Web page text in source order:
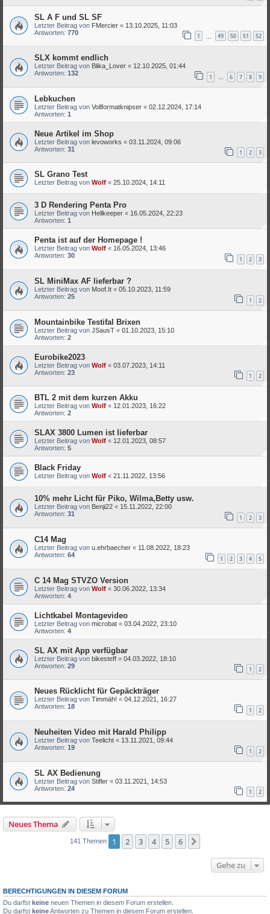
SL A F und SL SF
Letzter Beitrag von FMercier « 13.10.2025, 11:03
Antworten: 770 1 49 50 51 52
SLX kommt endlich
Letzter Beitrag von Blika_Lover « 12.10.2025, 01:44
Antworten: 132 1 … 6 7 8 9
Lebkuchen
Letzter Beitrag von Vollformatknipser « 02.12.2024, 17:14
Antworten: 1
Neue Artikel im Shop
Letzter Beitrag von levoworks « 03.11.2024, 09:06
Antworten: 31 1 2 3
SL Grano Test
Letzter Beitrag von Wolf « 25.10.2024, 14:11
3 D Rendering Penta Pro
Letzter Beitrag von Hellkeeper « 16.05.2024, 22:23
Antworten: 1
Penta ist auf der Homepage !
Letzter Beitrag von Wolf « 16.05.2024, 13:46
Antworten: 30 1 2 3
SL MiniMax AF lieferbar ?
Letzter Beitrag von Moof.It « 05.10.2023, 11:59
Antworten: 25 1 2
Mountainbike Testifal Brixen
Letzter Beitrag von JSausT « 01.10.2023, 15:10
Antworten: 2
Eurobike2023
Letzter Beitrag von Wolf « 03.07.2023, 14:11
Antworten: 23 1 2
BTL 2 mit dem kurzen Akku
Letzter Beitrag von Wolf « 12.01.2023, 16:22
Antworten: 2
SLAX 3800 Lumen ist lieferbar
Letzter Beitrag von Wolf « 12.01.2023, 08:57
Antworten: 5
Black Friday
Letzter Beitrag von Wolf « 21.11.2022, 13:56
10% mehr Licht für Piko, Wilma,Betty usw.
Letzter Beitrag von Benji22 « 15.11.2022, 22:00
Antworten: 31 1 2 3
C14 Mag
Letzter Beitrag von u.ehrbaecher « 11.08.2022, 18:23
Antworten: 64 1 2 3 4 5
C 14 Mag STVZO Version
Letzter Beitrag von Wolf « 30.06.2022, 13:34
Antworten: 4
Lichtkabel Montagevideo
Letzter Beitrag von microbat « 03.04.2022, 23:10
Antworten: 4
SL AX mit App verfügbar
Letzter Beitrag von bikesteff « 04.03.2022, 18:10
Antworten: 29 1 2
Neues Rücklicht für Gepäckträger
Letzter Beitrag von Timmäh! « 04.12.2021, 16:27
Antworten: 18 1 2
Neuheiten Video mit Harald Philipp
Letzter Beitrag von Teelicht « 13.11.2021, 09:44
Antworten: 19 1 2
SL AX Bedienung
Letzter Beitrag von Stifler « 03.11.2021, 14:53
Antworten: 24 1 2
Neues Thema
141 Themen 1 2 3 4 5 6
Gehe zu
BERECHTIGUNGEN IN DIESEM FORUM
Du darfst keine neuen Themen in diesem Forum erstellen.
Du darfst keineAntworten zu Themen in diesem Forum erstellen.